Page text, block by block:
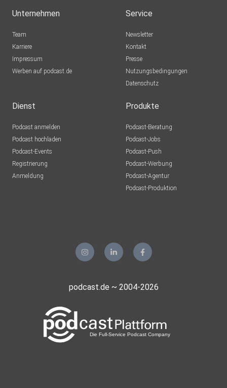
Unternehmen
Team
Karriere
Impressum
Werben auf podcast.de
Service
Newsletter
Kontakt
Presse
Nutzungsbedingungen
Datenschutz
Dienst
Podcast anmelden
Podcast hochladen
Podcast-Events
Registrierung
Anmeldung
Produkte
Podcast-Beratung
Podcast-Jobs
Podcast-Push
Podcast-Werbung
Podcast-Agentur
Podcast-Produktion
podcast.de ~ 2004-2026